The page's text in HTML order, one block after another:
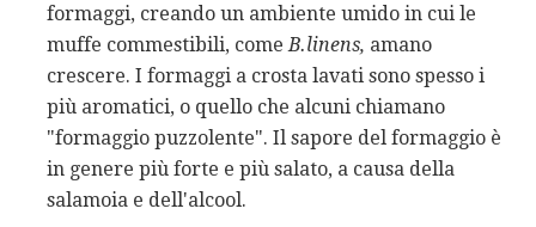
formaggi, creando un ambiente umido in cui le
muffe commestibili, come B.linens, amano
crescere. I formaggi a crosta lavati sono spesso i
più aromatici, o quello che alcuni chiamano
"formaggio puzzolente". Il sapore del formaggio è
in genere più forte e più salato, a causa della
salamoia e dell'alcool.